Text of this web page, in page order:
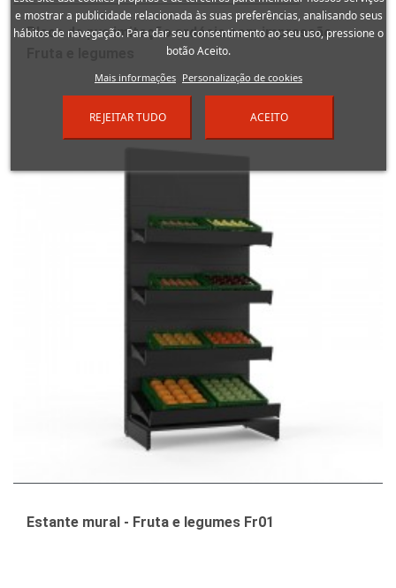
Placa de pvc imitação ardósia com impressão -
Estante mural - Fruta e legumes Fr01
e mostrar a publicidade relacionada às suas preferências, analisando seus
hábitos de navegação. Para dar seu consentimento ao seu uso, pressione o
botão Aceito.
Mais informações Personalização de cookies
REJEITAR TUDO ACEITO